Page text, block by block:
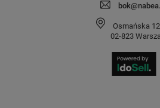
Osmańska 12
02-823